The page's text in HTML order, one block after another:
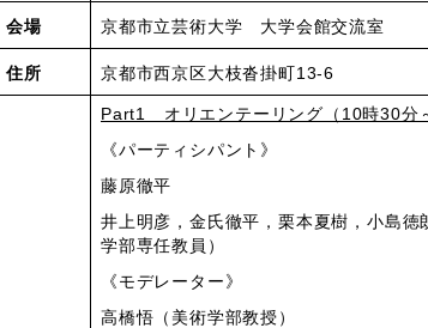
会場 京都市立芸術大学 大学会館交流室
住所 京都市西京区大枝沓掛町13-6
Part1 オリエンテーリング（10時30分
《パーティシパント》
藤原徹平
井上明彦，金氏徹平，栗本夏樹，小島
学部専任教員）
《モデレーター》
高橋悟（美術学部教授）